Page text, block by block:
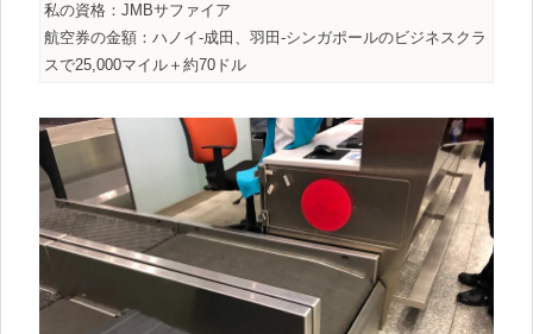
私の資格：JMBサファイア
航空券の金額：ハノイ-成田、羽田-シンガポールのビジネスクラ
スで25,000マイル＋約70ドル